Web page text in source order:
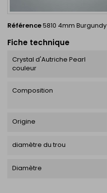
Référence5810 4mm Burgundy
Fiche technique
Crystal d'Autriche Pearl
couleur
Composition
Origine
diamètre du trou
Diamètre